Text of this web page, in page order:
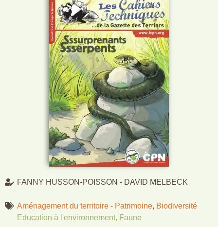
FANNY HUSSON-POISSON - DAVID MELBECK
Aménagement du territoire - Patrimoine, Biodiversité
Education à l'environnement, Faune